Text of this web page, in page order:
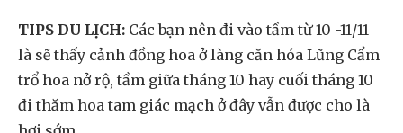
TIPS DU LỊCH: Các bạn nên đi vào tầm từ 10 -11/11
là sẽ thấy cảnh đồng hoa ở làng căn hóa Lũng Cẩm
trổ hoa nở rộ, tầm giữa tháng 10 hay cuối tháng 10
đi thăm hoa tam giác mạch ở đây vẫn được cho là